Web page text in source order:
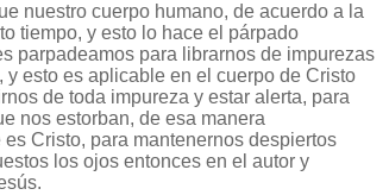
nuestro cuerpo humano, de acuerdo a la
tiempo, y esto lo hace el párpado
parpadeamos para librarnos de impurezas
esto es aplicable en el cuerpo de Cristo
de toda impureza y estar alerta, para
nos estorban, de esa manera
Cristo, para mantenernos despiertos
los ojos entonces en el autor y